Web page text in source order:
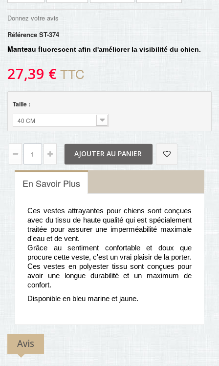
Donnez votre avis
Référence ST-374
Manteau fluorescent afin d'améliorer la visibilité du chien.
27,39 € TTC
Taille :
40 CM
AJOUTER AU PANIER
En Savoir Plus
Ces vestes attrayantes pour chiens sont conçues
avec du tissu de haute qualité qui est spécialement
traitée pour assurer une imperméabilité maximale
d'eau et de vent.
Grâce au sentiment confortable et doux que
procure cette veste, c'est un vrai plaisir de la porter.
Ces vestes en polyester tissu sont conçues pour
avoir une longue durabilité et un maximum de
confort.
Disponible en bleu marine et jaune.
Avis